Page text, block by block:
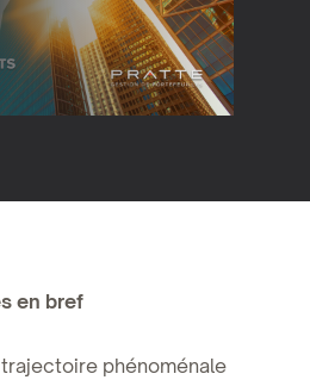
en bref
trajectoire phénoménale